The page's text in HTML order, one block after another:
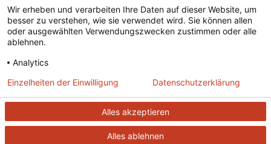
Herausgeber /
Redaktion
Verlag
Print-Abo
Digital-Abo
Abo kündigen
Vertrag widerrufen
Datenschutz
Mediadaten
Wir erheben und verarbeiten Ihre Daten auf dieser Website, um
besser zu verstehen, wie sie verwendet wird. Sie können allen
oder ausgewählten Verwendungszwecken zustimmen oder alle
ablehnen.
Analytics
Alles akzeptieren
Alles ablehnen
Einzelheiten der Einwilligung Datenschutzerklärung